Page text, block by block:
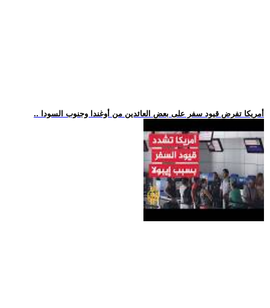
.. أمريكا تفرض قيود سفر على بعض العائدين من أوغندا وجنوب السودا